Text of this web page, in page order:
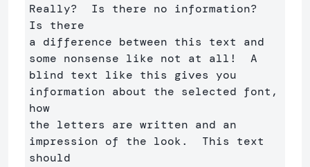
Really?  Is there no information?
Is there
a difference between this text and
some nonsense like not at all!  A
blind text like this gives you
information about the selected font,
how
the letters are written and an
impression of the look.  This text
should